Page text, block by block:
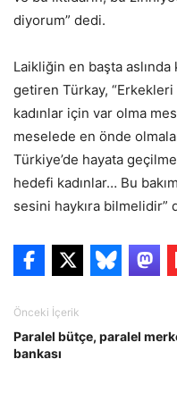
diyorum” dedi.
Laikliğin en başta
getiren Türkay,
kadınlar için var olma
meselede en önde
Türkiye’de hayata
hedefi kadınlar… Bu
sesini haykıra bilmelidir”
Önceki İçerik
Paralel bütçe, paralel
bankası